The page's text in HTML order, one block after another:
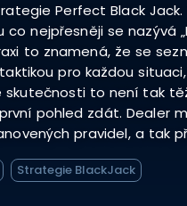
Perfect Black
co nejpřesněji se nazývá
to znamená, že se
pro každou
skutečnosti to není tak
pohled zdát. Dealer
pravidel, a tak
Strategie BlackJack